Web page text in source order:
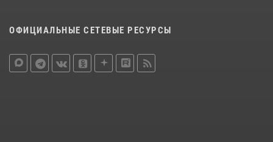
ОФИЦИАЛЬНЫЕ СЕТЕВЫЕ РЕСУРСЫ